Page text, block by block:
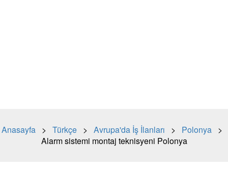
Anasayfa > Türkçe > Avrupa'da İş İlanları > Polonya >
Alarm sistemi montaj teknisyeni Polonya